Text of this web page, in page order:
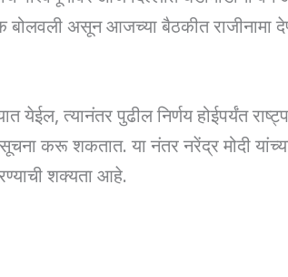
असून आजच्या बैठकीत राजीनामा
येईल, त्यानंतर पुढील निर्णय होईपर्यंत
सूचना करू शकतात. या नंतर नरेंद्र मोदी
शक्यता आहे.